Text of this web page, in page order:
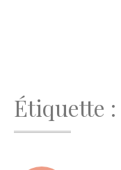
Étiquette :